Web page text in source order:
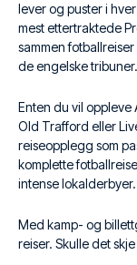
lever og puster i
mest ettertraktede
sammen
de engelske tribuner.
Enten du vil oppleve
Old Trafford eller
reiseopplegg som
komplette
intense lokalderbyer.
Med kamp- og
reiser. Skulle det